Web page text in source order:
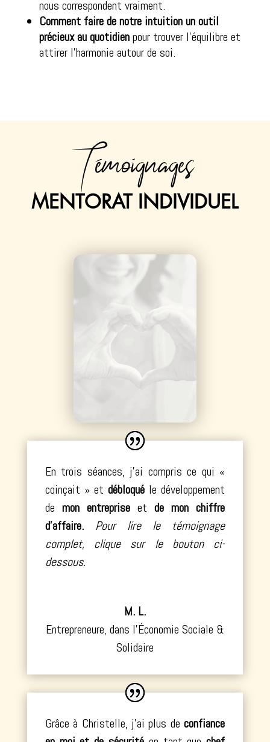
nous correspondent vraiment.
Comment faire de notre intuition un outil
précieux au quotidienpour trouver l’équilibre et
attirer l’harmonie autour de soi.
Témoignages
MENTORAT INDIVIDUEL
En trois séances, j’ai compris ce qui «
coinçait » etdébloqué ledéveloppement
de mon entrepriseetde mon chiffre
d’affaire. Pour lire le témoignage
complet, clique sur le bouton ci-
dessous.
M. L.
Entrepreneure, dans l'Économie Sociale &
Solidaire
Grâce à Christelle, j’ai plus deconfiance